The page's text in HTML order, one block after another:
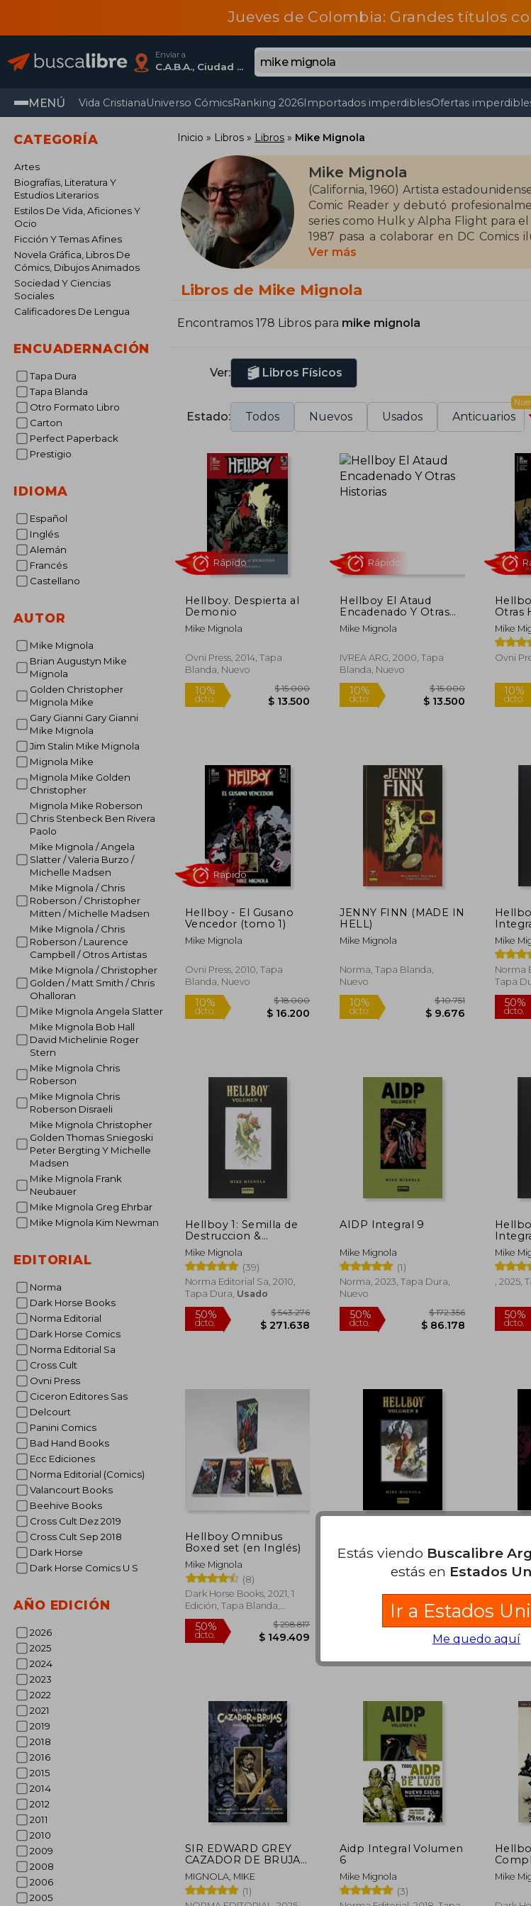
Jueves de Colombia: Grandes títulos
Enviar a
C.A.B.A., Ciudad Autónoma De Buenos Aires
MENÚ Vida CristianaUniverso CómicsRanking 2026Importados imperdiblesOfertas
CATEGORÍA
Artes
Biografías, Literatura Y
Estudios Literarios
Estilos De Vida, Aficiones Y
Ocio
Ficción Y Temas Afines
Novela Gráfica, Libros De
Cómics, Dibujos Animados
Sociedad Y Ciencias
Sociales
Calificadores De Lengua
ENCUADERNACIÓN
Tapa Dura
Tapa Blanda
Otro Formato Libro
Carton
Perfect Paperback
Prestigio
IDIOMA
Español
Inglés
Alemán
Francés
Castellano
AUTOR
Mike Mignola
Brian Augustyn Mike
Mignola
Golden Christopher
Mignola Mike
Gary Gianni Gary Gianni
Mike Mignola
Jim Stalin Mike Mignola
Mignola Mike
Mignola Mike Golden
Christopher
Mignola Mike Roberson
Chris Stenbeck Ben Rivera
Paolo
Mike Mignola / Angela
Slatter / Valeria Burzo /
Michelle Madsen
Mike Mignola / Chris
Roberson / Christopher
Mitten / Michelle Madsen
Mike Mignola / Chris
Roberson / Laurence
Campbell / Otros Artistas
Mike Mignola / Christopher
Golden / Matt Smith / Chris
Ohalloran
Mike Mignola Angela Slatter
Mike Mignola Bob Hall
David Michelinie Roger
Stern
Mike Mignola Chris
Roberson
Mike Mignola Chris
Roberson Disraeli
Mike Mignola Christopher
Golden Thomas Sniegoski
Peter Bergting Y Michelle
Madsen
Mike Mignola Frank
Neubauer
Mike Mignola Greg Ehrbar
Mike Mignola Kim Newman
EDITORIAL
Norma
Dark Horse Books
Norma Editorial
Dark Horse Comics
Norma Editorial Sa
Cross Cult
Ovni Press
Ciceron Editores Sas
Delcourt
Panini Comics
Bad Hand Books
Ecc Ediciones
Norma Editorial (Comics)
Valancourt Books
Beehive Books
Cross Cult Dez 2019
Cross Cult Sep 2018
Dark Horse
Dark Horse Comics U S
AÑO EDICIÓN
2026
2025
2024
2023
2022
2021
2019
2018
2016
2015
2014
2012
2011
2010
2009
2008
2006
2005
Inicio Libros Libros Mike Mignola
Mike Mignola
(California, 1960) Artista
Comic Reader y debutó
series como Hulk y Alpha Flight para
1987 pasa a colaborar en DC
realiza números de Dr. Extraño. En
miniserie sería guionizada por John
Ver más
Libros de Mike Mignola
Encontramos 178 Libros para mike mignola
Ver: Libros Físicos
Estado: Todos Nuevos Usados Anticuarios
Hellboy. Despierta al
Demonio
Mike Mignola
Ovni Press, 2014, Tapa
Blanda, Nuevo
10%
dcto.
Rápido
Hellboy El Ataud
Encadenado Y Otras
Historias
Mike Mignola
IVREA ARG, 2000, Tapa
Blanda, Nuevo
10%
dcto.
Otras
Mike
Ovni
Hellboy - El Gusano
Vencedor (tomo 1)
Mike Mignola
Ovni Press, 2010, Tapa
Blanda, Nuevo
10%
dcto.
Rápido
JENNY FINN (MADE IN
HELL)
Mike Mignola
Norma, Tapa Blanda,
Nuevo
10%
dcto.
Mike
Norma
Tapa
Hellboy 1: Semilla de
Destruccion &
Despierta al Demonio
& el Ataud
Encadenado & la Mano
Derecha del Destino
Mike Mignola
(39)
Norma Editorial Sa, 2010,
Tapa Dura, Usado
50%
dcto. $ 271.638
AIDP Integral 9
Mike Mignola
(1)
Norma, 2023, Tapa Dura,
Nuevo
50%
dcto.
Pvp)
Mike
, 2025,
Hellboy Omnibus
Boxed set (en Inglés)
Mike Mignola
(8)
Dark Horse Books, 2021, 1
Edición, Tapa Blanda,
Nuevo
50%
dcto.
Integral Vol. 2 (Nuevo
Pvp)
(1)
50%
dcto.
Mike
Norma
Nuevo
SIR EDWARD GREY
CAZADOR DE BRUJAS
INTEGRAL 02
MIGNOLA, MIKE
(1)
Aidp Integral Volumen
6
Mike Mignola
(3)
Inglés)
Mike
Estás viendo Buscalibre
estás en Estados
Ir a Estados
Me quedo aquí